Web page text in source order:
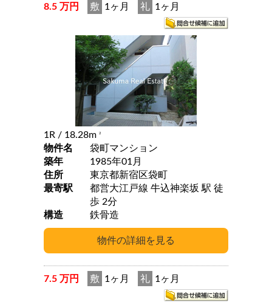
8.5 万円 敷 1ヶ月 礼 1ヶ月
1R / 18.28m 2
物件名
袋町マンション
築年
1985年01月
住所
東京都新宿区袋町
最寄駅
都営大江戸線 牛込神楽坂 駅 徒
歩 2分
構造
鉄骨造
7.5 万円 敷 1ヶ月 礼 1ヶ月